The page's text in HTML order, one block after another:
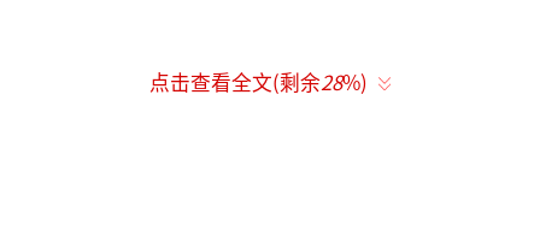
网络配图
点击查看全文(剩余28%)